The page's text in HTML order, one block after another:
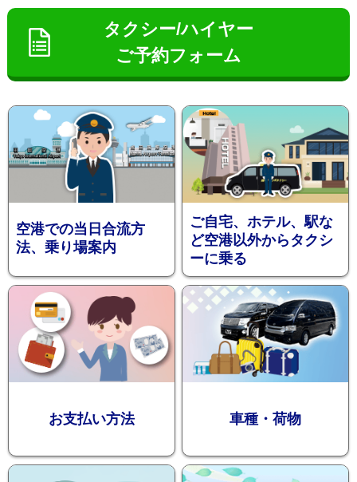
お勧め送
迎プラン
送迎
京
タクシー/ハイヤー
ご予約フォーム
空港での当日合流方
法、乗り場案内
ご自宅、ホテル、駅な
ど空港以外からタクシ
ーに乗る
お支払い方法 車種・荷物